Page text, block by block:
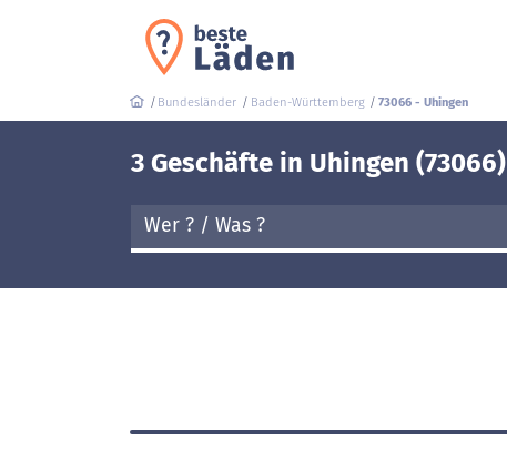
Bundesländer Baden-Württemberg 73066 - Uhingen
3 Geschäfte in Uhingen (73066)